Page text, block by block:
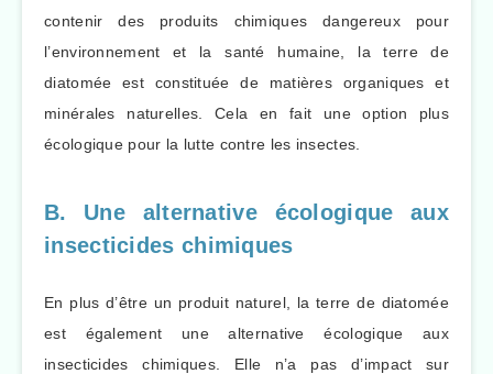
contenir des produits chimiques dangereux pour
l’environnement et la santé humaine, la terre de
diatomée est constituée de matières organiques et
minérales naturelles. Cela en fait une option plus
écologique pour la lutte contre les insectes.
B. Une alternative écologique aux
insecticides chimiques
En plus d’être un produit naturel, la terre de diatomée
est également une alternative écologique aux
insecticides chimiques. Elle n’a pas d’impact sur